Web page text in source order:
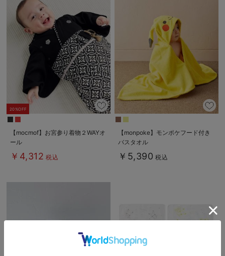
20%OFF
【mocmof】お宮参り着物２WAYオ
ール
￥4,312 税込
【monpoke】モンポケフード付き
バスタオル
￥5,390 税込